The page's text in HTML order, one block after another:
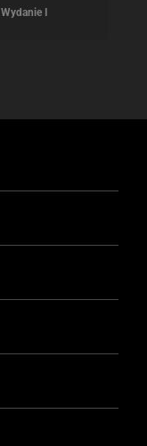
Wydanie I